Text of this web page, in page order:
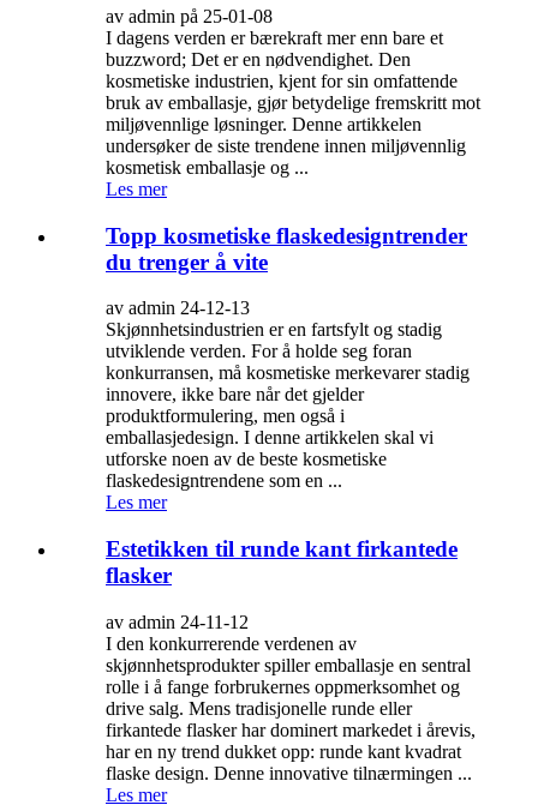
av admin på 25-01-08
I dagens verden er bærekraft mer enn bare et
buzzword; Det er en nødvendighet. Den
kosmetiske industrien, kjent for sin omfattende
bruk av emballasje, gjør betydelige fremskritt mot
miljøvennlige løsninger. Denne artikkelen
undersøker de siste trendene innen miljøvennlig
kosmetisk emballasje og ...
Les mer
Topp kosmetiske flaskedesigntrender
du trenger å vite
av admin 24-12-13
Skjønnhetsindustrien er en fartsfylt og stadig
utviklende verden. For å holde seg foran
konkurransen, må kosmetiske merkevarer stadig
innovere, ikke bare når det gjelder
produktformulering, men også i
emballasjedesign. I denne artikkelen skal vi
utforske noen av de beste kosmetiske
flaskedesigntrendene som en ...
Les mer
Estetikken til runde kant firkantede
flasker
av admin 24-11-12
I den konkurrerende verdenen av
skjønnhetsprodukter spiller emballasje en sentral
rolle i å fange forbrukernes oppmerksomhet og
drive salg. Mens tradisjonelle runde eller
firkantede flasker har dominert markedet i årevis,
har en ny trend dukket opp: runde kant kvadrat
flaske design. Denne innovative tilnærmingen ...
Les mer